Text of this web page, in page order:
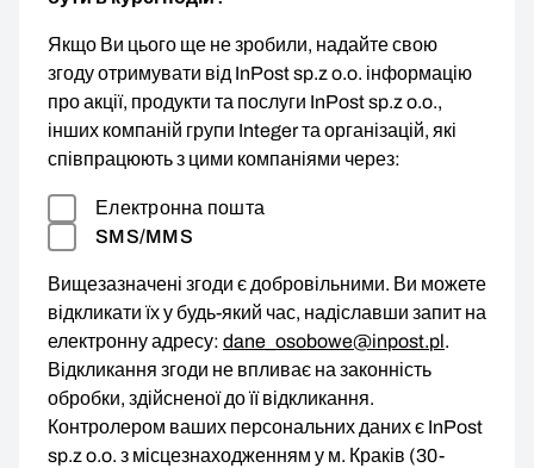
Якщо Ви цього ще не зробили, надайте свою
згоду отримувати від InPost sp.z o.o. інформацію
про акції, продукти та послуги InPost sp.z o.o.,
інших компаній групи Integer та організацій, які
співпрацюють з цими компаніями через:
Електронна пошта
SMS/MMS
Вищезазначені згоди є добровільними. Ви можете
відкликати їх у будь-який час, надіславши запит на
електронну адресу: dane_osobowe@inpost.pl.
Відкликання згоди не впливає на законність
обробки, здійсненої до її відкликання.
Контролером ваших персональних даних є InPost
sp.z o.o. з місцезнаходженням у м. Краків (30-